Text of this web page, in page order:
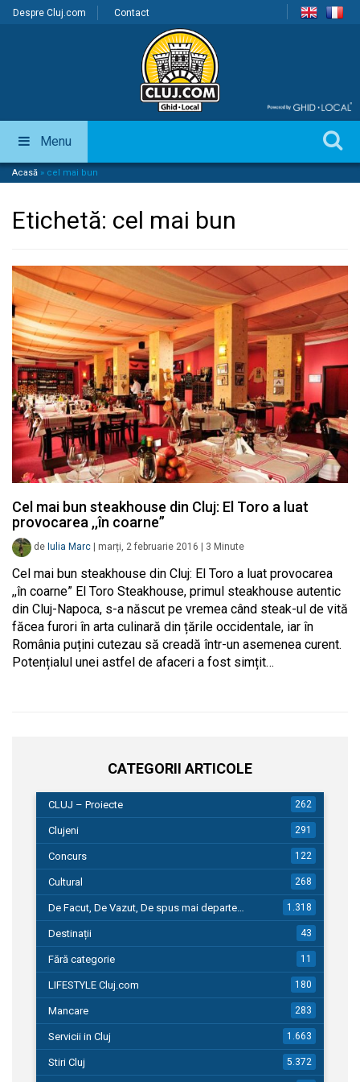
Despre Cluj.com Contact
Menu
Acasă » cel mai bun
Etichetă: cel mai bun
Cel mai bun steakhouse din Cluj: El Toro a luat
provocarea ,,în coarne”
de Iulia Marc marți, 2 februarie 2016 3 Minute
Cel mai bun steakhouse din Cluj: El Toro a luat provocarea
,,în coarne” El Toro Steakhouse, primul steakhouse autentic
din Cluj-Napoca, s-a născut pe vremea când steak-ul de vită
făcea furori în arta culinară din țările occidentale, iar în
România puțini cutezau să creadă într-un asemenea curent.
Potențialul unei astfel de afaceri a fost simțit…
CATEGORII ARTICOLE
CLUJ – Proiecte 262
Clujeni 291
Concurs 122
Cultural 268
De Facut, De Vazut, De spus mai departe… 1.318
Destinații 43
Fără categorie 11
LIFESTYLE Cluj.com 180
Mancare 283
Servicii in Cluj 1.663
Stiri Cluj 5.372